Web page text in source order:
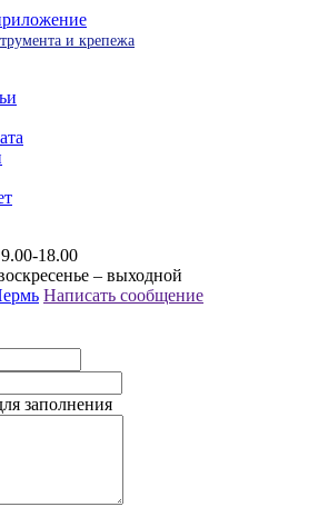
и крепежа
18.00
– выходной
Написать сообщение
заполнения